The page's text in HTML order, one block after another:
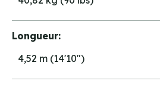
Longueur:
4,52 m (14'10")